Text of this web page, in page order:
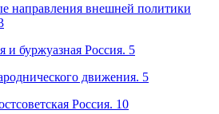
направления внешней политики
и буржуазная Россия. 5
движения. 5
Россия. 10